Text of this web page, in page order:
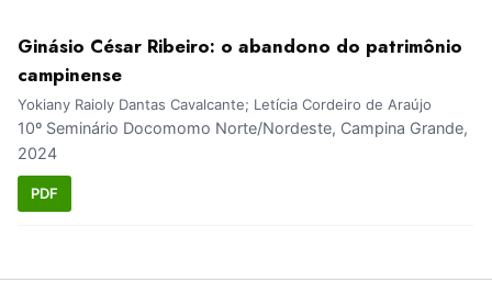
Ginásio César Ribeiro: o abandono do patrimônio
campinense
Yokiany Raioly Dantas Cavalcante; Letícia Cordeiro de Araújo
10º Seminário Docomomo Norte/Nordeste, Campina Grande,
2024
PDF